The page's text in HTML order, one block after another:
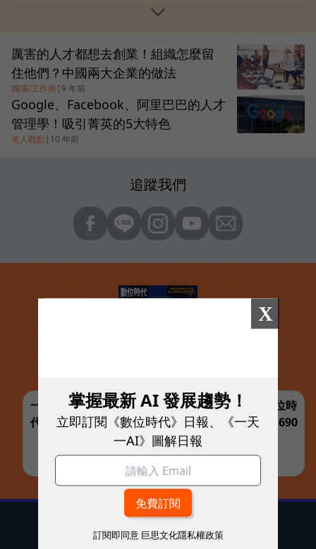
厲害的人才都想去創業！組織怎麼留
住他們？中國兩大企業的做法
職場/工作術 | 9 年前
Google、Facebook、阿里巴巴的人才
管理學！吸引菁英的5大特色
名人觀點 | 10 年前
追蹤我們
一鍵訂閱，解鎖最完整的 AI 與商業實戰指南 | 數位時
代【夏日閱讀展】訂一年送一年共12期，優惠價1,690
元
新商業的領航者
X
掌握最新 AI 發展趨勢！
立即訂閱《數位時代》日報、《一天
一AI》圖解日報
訂閱即同意 巨思文化隱私權政策